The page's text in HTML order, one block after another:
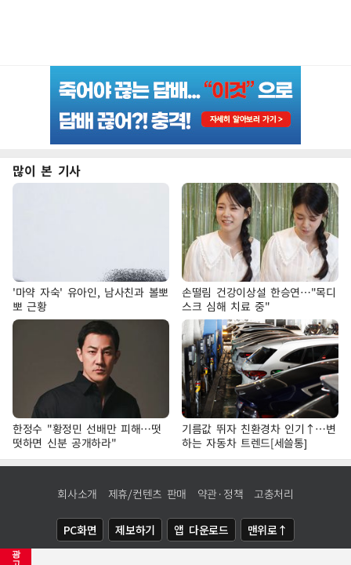
광
많이 본 기사
'마약 자숙' 유아인, 남사친과 볼뽀
뽀 근황
손떨림 건강이상설 한승연…"목디
스크 심해 치료 중"
한정수 "황정민 선배만 피해…떳
떳하면 신분 공개하라"
기름값 뛰자 친환경차 인기↑…변
하는 자동차 트렌드[세쓸통]
회사소개 제휴/컨텐츠 판매 약관·정책 고충처리
PC화면 제보하기 앱 다운로드 맨위로↑